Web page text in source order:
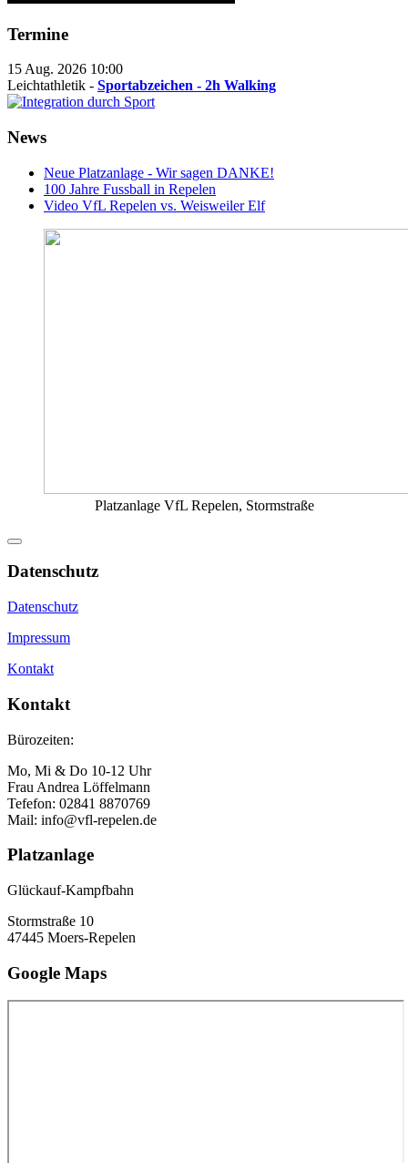
Termine
15 Aug. 2026 10:00
Leichtathletik - Sportabzeichen - 2h Walking
News
Neue Platzanlage - Wir sagen DANKE!
100 Jahre Fussball in Repelen
Video VfL Repelen vs. Weisweiler Elf
Platzanlage VfL Repelen, Stormstraße
Datenschutz
Datenschutz
Impressum
Kontakt
Kontakt
Bürozeiten:
Mo, Mi & Do 10-12 Uhr
Frau Andrea Löffelmann
Tefefon: 02841 8870769
Mail: info@vfl-repelen.de
Platzanlage
Glückauf-Kampfbahn
Stormstraße 10
47445 Moers-Repelen
Google Maps